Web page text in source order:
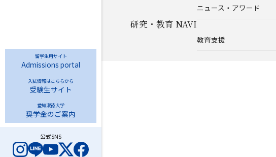
留学生用サイト
Admissions portal
入試情報はこちらから
受験生サイト
愛知淑徳大学
奨学金のご案内
公式SNS
研究・教育 NAVI
ニュース・アワード
教育支援